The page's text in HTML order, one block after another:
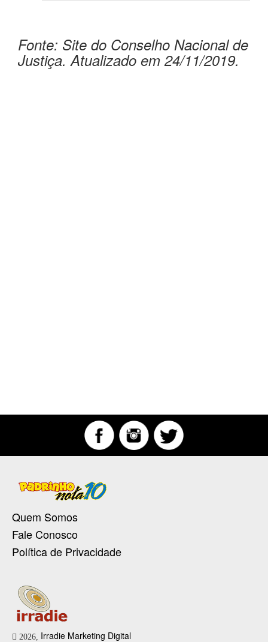
Fonte: Site do Conselho Nacional de
Justiça. Atualizado em 24/11/2019.
Quem Somos
Fale Conosco
Política de Privacidade
2026, Irradie Marketing Digital